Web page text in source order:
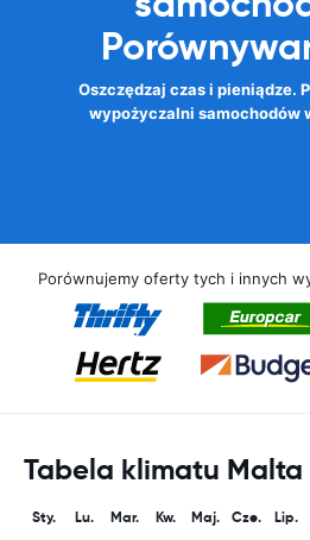
Oszczędzaj czas i pieniądze.
wypożyczalni samochodów
Porównujemy oferty tych i innych
Tabela klimatu Malta
Sty. Lu. Mar. Kw. Maj. Cze. Lip.